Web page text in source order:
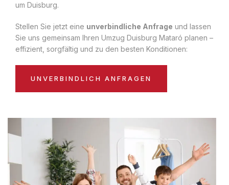
um Duisburg.
Stellen Sie jetzt eine unverbindliche Anfrage und lassen
Sie uns gemeinsam Ihren Umzug Duisburg Mataró planen –
effizient, sorgfältig und zu den besten Konditionen:
UNVERBINDLICH ANFRAGEN